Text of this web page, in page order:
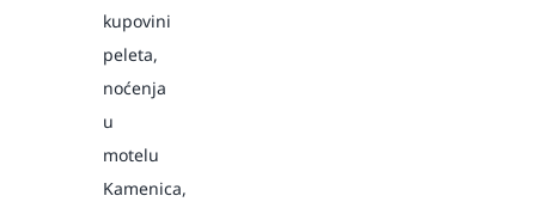
kupovini
peleta,
noćenja
u
motelu
Kamenica,